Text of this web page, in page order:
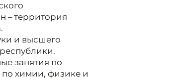
– территория
и высшего
занятия по
химии, физике и